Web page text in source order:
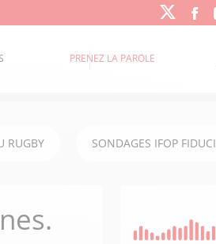
PRENEZ LA PAROLE
RUGBY SONDAGES IFOP